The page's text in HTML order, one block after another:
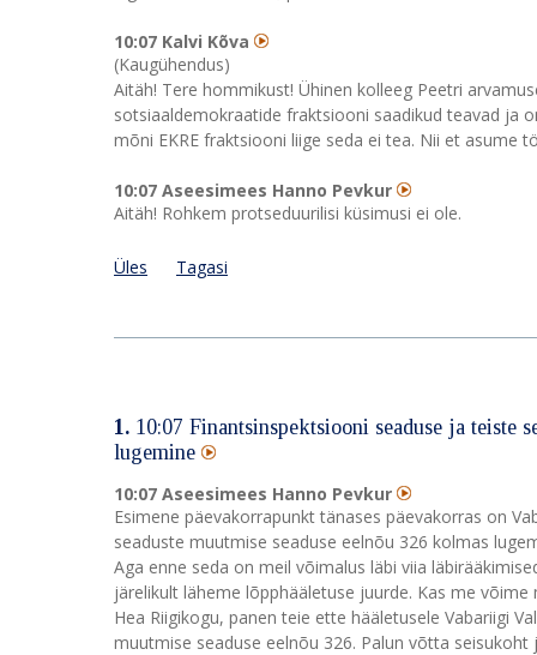
10:07 Kalvi Kõva
(Kaugühendus)
Aitäh! Tere hommikust! Ühinen kolleeg Peetri
sotsiaaldemokraatide fraktsiooni saadikud teavad ja
mõni EKRE fraktsiooni liige seda ei tea. Nii et asume
10:07 Aseesimees Hanno Pevkur
Aitäh! Rohkem protseduurilisi küsimusi ei ole.
Üles Tagasi
1. 10:07 Finantsinspektsiooni seaduse ja teiste
lugemine
10:07 Aseesimees Hanno Pevkur
Esimene päevakorrapunkt tänases päevakorras on
seaduste muutmise seaduse eelnõu 326 kolmas
Aga enne seda on meil võimalus läbi viia
järelikult läheme lõpphääletuse juurde. Kas me võime
Hea Riigikogu, panen teie ette hääletusele Vabariigi
muutmise seaduse eelnõu 326. Palun võtta